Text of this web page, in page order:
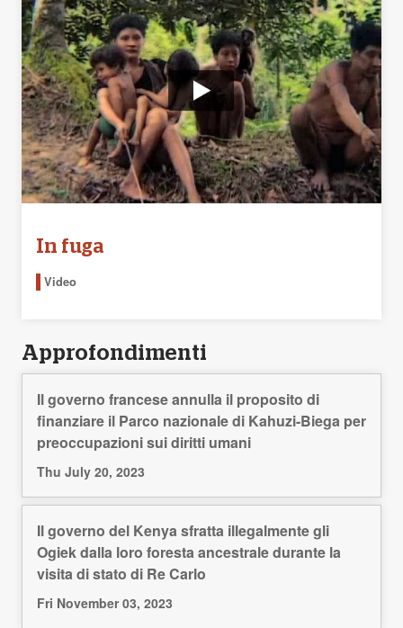
In fuga
Video
Approfondimenti
Il governo francese annulla il proposito di
finanziare il Parco nazionale di Kahuzi-Biega per
preoccupazioni sui diritti umani
Thu July 20, 2023
Il governo del Kenya sfratta illegalmente gli
Ogiek dalla loro foresta ancestrale durante la
visita di stato di Re Carlo
Fri November 03, 2023